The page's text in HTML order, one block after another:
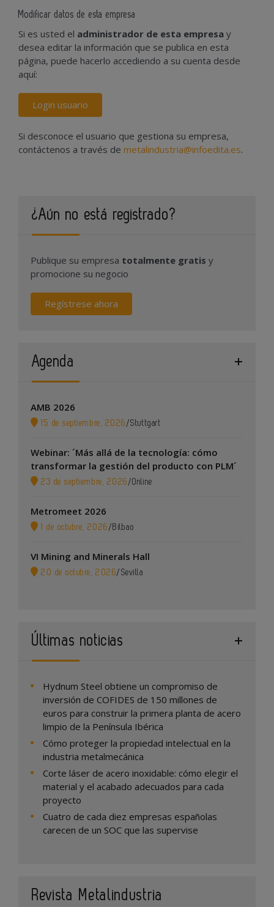
Modificar datos de esta empresa
Si es usted el administrador de esta empresa y
desea editar la información que se publica en esta
página, puede hacerlo accediendo a su cuenta desde
aquí:
Login usuario
Si desconoce el usuario que gestiona su empresa,
contáctenos a través de metalindustria@infoedita.es.
¿Aún no está registrado?
Publique su empresa totalmente gratis y
promocione su negocio
Regístrese ahora
Agenda
AMB 2026
15 de septiembre, 2026 /Stuttgart
Webinar: ´Más allá de la tecnología: cómo
transformar la gestión del producto con PLM´
23 de septiembre, 2026 /Online
Metromeet 2026
1 de octubre, 2026 / Bilbao
VI Mining and Minerals Hall
20 de octubre, 2026/ Sevilla
Últimas noticias
Hydnum Steel obtiene un compromiso de
inversión de COFIDES de 150 millones de
euros para construir la primera planta de acero
limpio de la Península Ibérica
Cómo proteger la propiedad intelectual en la
industria metalmecánica
Corte láser de acero inoxidable: cómo elegir el
material y el acabado adecuados para cada
proyecto
Cuatro de cada diez empresas españolas
carecen de un SOC que las supervise
Revista Metalindustria